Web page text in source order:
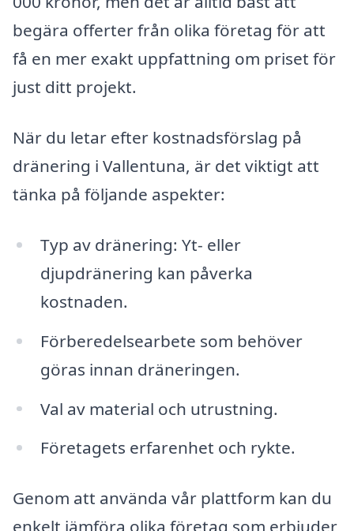
begära offerter från olika företag för att
få en mer exakt uppfattning om priset för
just ditt projekt.
När du letar efter kostnadsförslag på
dränering i Vallentuna, är det viktigt att
tänka på följande aspekter:
Typ av dränering: Yt- eller
djupdränering kan påverka
kostnaden.
Förberedelsearbete som behöver
göras innan dräneringen.
Val av material och utrustning.
Företagets erfarenhet och rykte.
Genom att använda vår plattform kan du
enkelt jämföra olika företag som erbjuder